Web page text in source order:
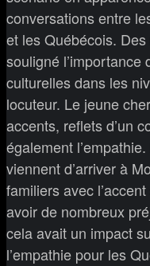
conversations entre
et les Québécois.
souligné
culturelles dans les
locuteur. Le jeune
accents, reflets d’un
également
viennent d’arriver à
familiers avec
avoir de nombreux
cela avait un impact
l’empathie pour les